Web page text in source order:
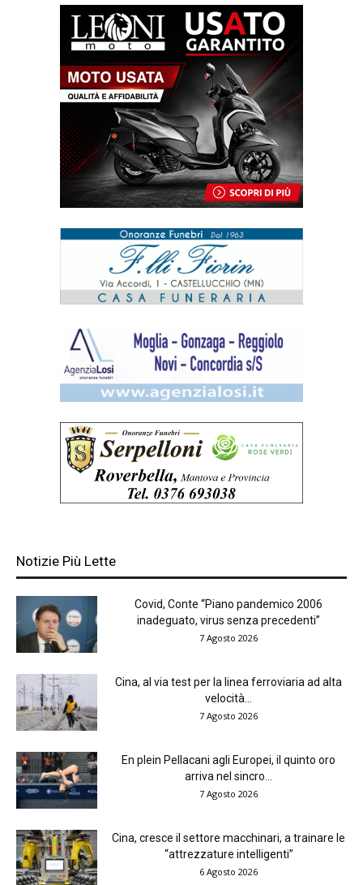
Notizie Più Lette
Covid, Conte “Piano pandemico 2006
inadeguato, virus senza precedenti”
7 Agosto 2026
Cina, al via test per la linea ferroviaria ad alta
velocità...
7 Agosto 2026
En plein Pellacani agli Europei, il quinto oro
arriva nel sincro...
7 Agosto 2026
Cina, cresce il settore macchinari, a trainare le
“attrezzature intelligenti”
6 Agosto 2026